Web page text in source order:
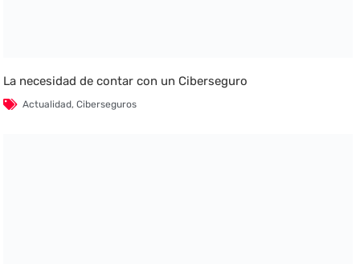
La necesidad de contar con un Ciberseguro
Actualidad,Ciberseguros